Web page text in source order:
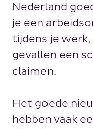
Nederland
je een
tijdens je werk,
gevallen een
claimen.
Het goede
hebben vaak